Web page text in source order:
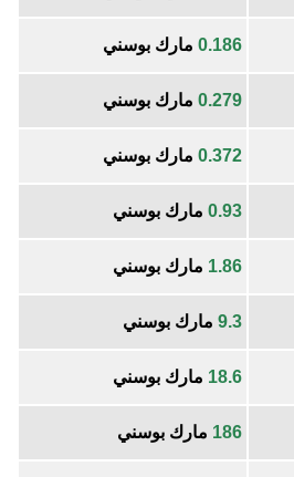
0.186 مارك بوسني
0.279 مارك بوسني
0.372 مارك بوسني
0.93 مارك بوسني
1.86 مارك بوسني
9.3 مارك بوسني
18.6 مارك بوسني
186 مارك بوسني